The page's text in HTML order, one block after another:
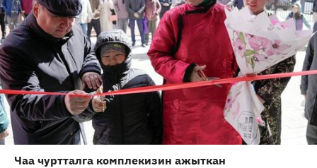
Чаа чуртталга комплекизин ажыткан